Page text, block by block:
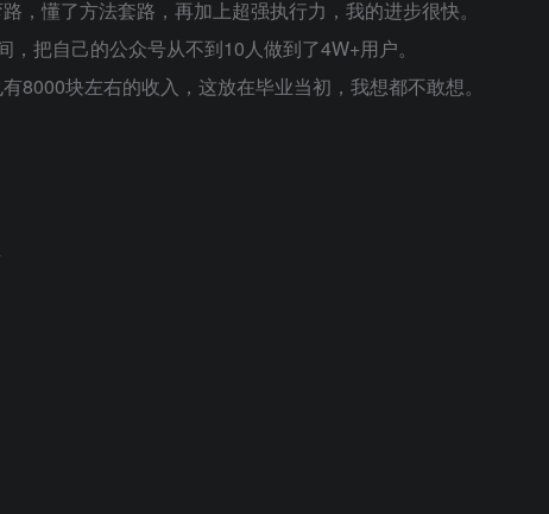
，懂了方法套路，再加上超强执行力，我的进步很快。
把自己的公众号从不到10人做到了4W+用户。
8000块左右的收入，这放在毕业当初，我想都不敢想。